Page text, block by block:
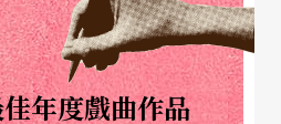
到遠處合唱基督復活，把他
年度戲曲作品